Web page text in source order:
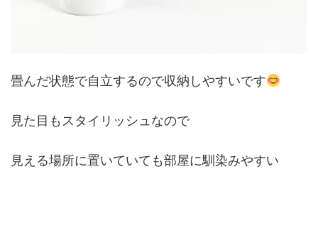
畳んだ状態で自立するので収納しやすいです
見た目もスタイリッシュなので
見える場所に置いていても部屋に馴染みやすい